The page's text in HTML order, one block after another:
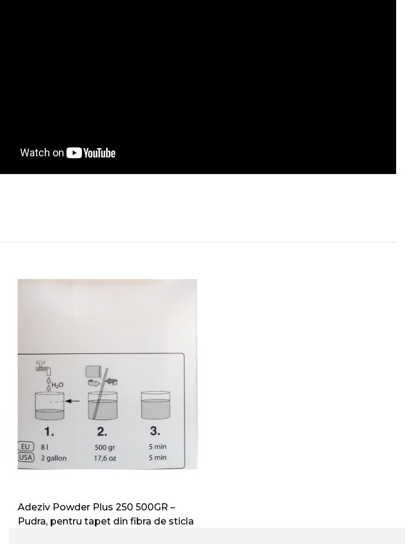
Adeziv Powder Plus 250 500GR –
Pudra, pentru tapet din fibra de sticla